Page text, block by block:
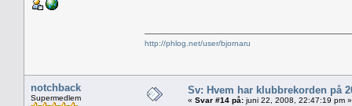
http://phlog.net/user/bjornaru
notchback
Supermedlem
Sv: Hvem har klubbrekorden på
« Svar #14 på: juni 22, 2008, 22:47:19 pm »